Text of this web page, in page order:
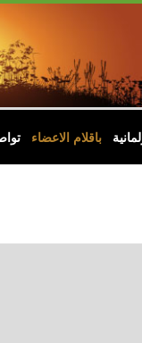
باقلام الاعضاء